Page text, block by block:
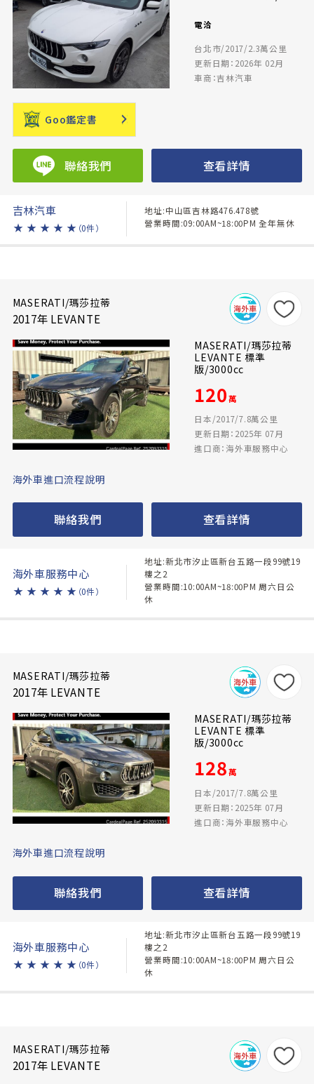
電洽
台北市/2017/2.3萬公里
更新日期：2026年 02月
車商：吉林汽車
Goo鑑定書
聯絡我們 查看詳情
吉林汽車
★ ★ ★ ★ ★ （0件）
地址:中山區吉林路476.478號
營業時間:09:00AM~18:00PM 全年無休
MASERATI/瑪莎拉蒂
2017年 LEVANTE
MASERATI/瑪莎拉蒂
LEVANTE 標準
版/3000cc
120萬
日本/2017/7.8萬公里
更新日期：2025年 07月
進口商：海外車服務中心
海外車進口流程說明
聯絡我們 查看詳情
海外車服務中心
★ ★ ★ ★ ★ （0件）
地址:新北市汐止區新台五路一段99號19
樓之2
營業時間:10:00AM~18:00PM 周六日公
休
MASERATI/瑪莎拉蒂
2017年 LEVANTE
MASERATI/瑪莎拉蒂
LEVANTE 標準
版/3000cc
128萬
日本/2017/7.8萬公里
更新日期：2025年 07月
進口商：海外車服務中心
海外車進口流程說明
聯絡我們 查看詳情
海外車服務中心
★ ★ ★ ★ ★ （0件）
地址:新北市汐止區新台五路一段99號19
樓之2
營業時間:10:00AM~18:00PM 周六日公
休
MASERATI/瑪莎拉蒂
2017年 LEVANTE